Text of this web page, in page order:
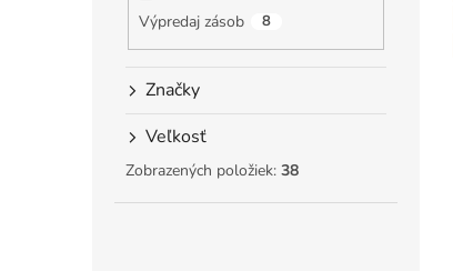
Výpredaj zásob 8
Značky
Veľkosť
Zobrazených položiek: 38